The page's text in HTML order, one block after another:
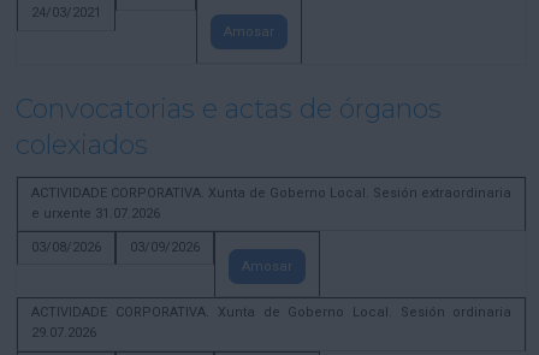
24/03/2021
Amosar
Convocatorias e actas de órganos
colexiados
ACTIVIDADE CORPORATIVA. Xunta de Goberno Local. Sesión extraordinaria
e urxente 31.07.2026
03/08/2026
03/09/2026
Amosar
ACTIVIDADE CORPORATIVA. Xunta de Goberno Local. Sesión ordinaria
29.07.2026